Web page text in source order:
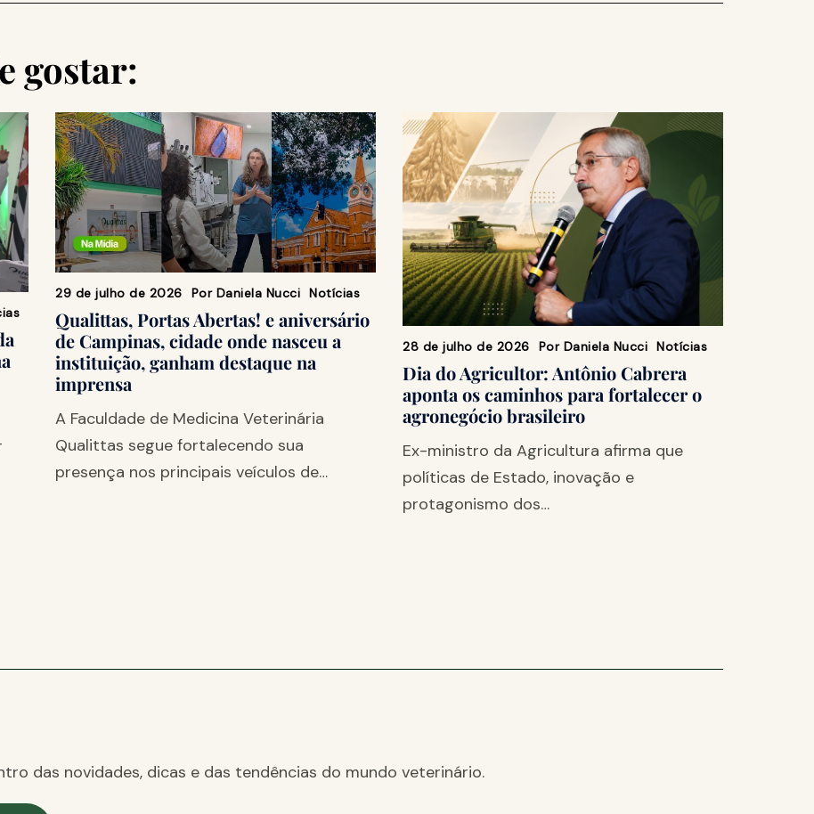
gostar:
29 de julho de 2026 Por Daniela Nucci Notícias
Qualittas, Portas Abertas! e aniversário
de Campinas, cidade onde nasceu a
instituição, ganham destaque na
imprensa
A Faculdade de Medicina Veterinária
Qualittas segue fortalecendo sua
presença nos principais veículos de…
28 de julho de 2026 Por Daniela Nucci Notícias
Dia do Agricultor: Antônio Cabrera
aponta os caminhos para fortalecer o
agronegócio brasileiro
Ex-ministro da Agricultura afirma que
políticas de Estado, inovação e
protagonismo dos…
das novidades, dicas e das tendências do mundo veterinário.